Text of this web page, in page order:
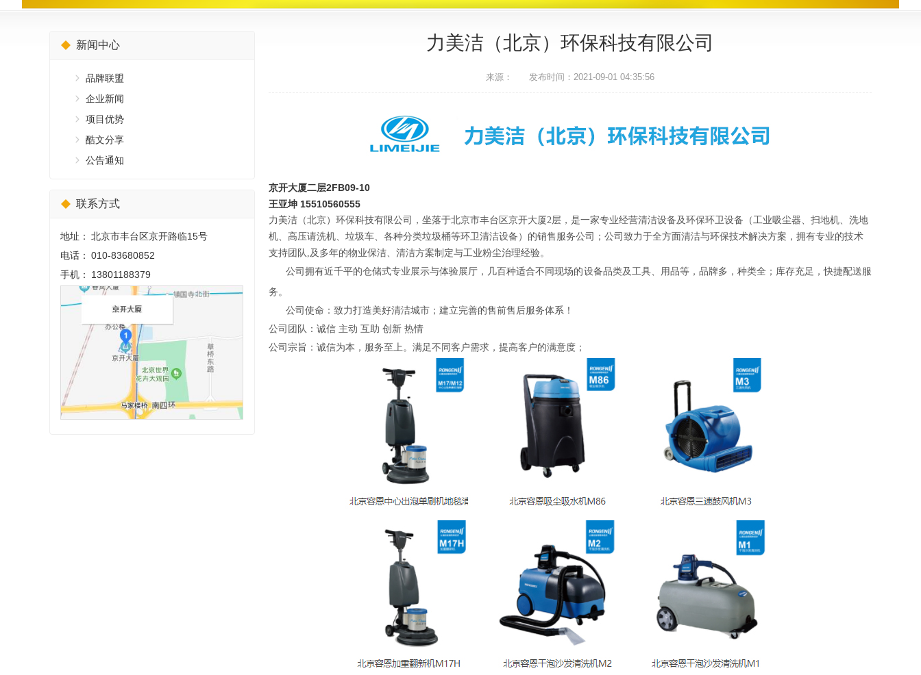
新闻中心
品牌联盟
企业新闻
项目优势
酷文分享
公告通知
联系方式
地址： 北京市丰台区京开路临15号
电话： 010-83680852
手机：
13801188379
力美洁（北京）环保科技有限公司
来源： 发布时间：2021-09-01 04:35:56
京开大厦二层2FB09-10
王亚坤 15510560555
力美洁（北京）环保科技有限公司，坐落于北京市丰台区京开大厦2层，是一家专业经营清洁设备及环保环卫设备（工业吸尘器、扫地机、洗地
机、高压请洗机、垃圾车、各种分类垃圾桶等环卫清洁设备）的销售服务公司；公司致力于全方面清洁与环保技术解决方案，拥有专业的技术
支持团队,及多年的物业保洁、清洁方案制定与工业粉尘治理经验。
公司拥有近千平的仓储式专业展示与体验展厅，几百种适合不同现场的设备品类及工具、用品等，品牌多，种类全；库存充足，快捷配送服
务。
公司使命：致力打造美好清洁城市；建立完善的售前售后服务体系！
公司团队：诚信 主动 互助 创新 热情
公司宗旨：诚信为本，服务至上。满足不同客户需求，提高客户的满意度；